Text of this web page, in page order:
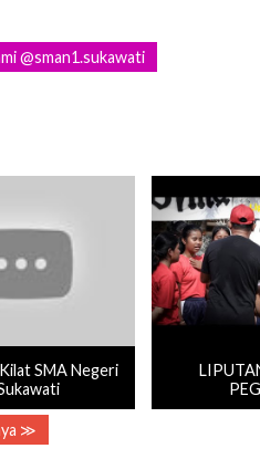
@sman1.sukawati
SMA Negeri
≫